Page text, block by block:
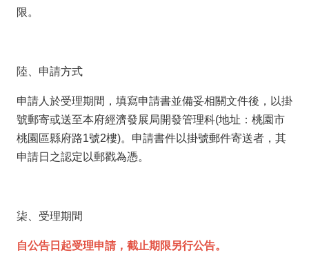
限。
陸、申請方式
申請人於受理期間，填寫申請書並備妥相關文件後，以掛
號郵寄或送至本府經濟發展局開發管理科(地址：桃園市
桃園區縣府路1號2樓)。申請書件以掛號郵件寄送者，其
申請日之認定以郵戳為憑。
柒、受理期間
自公告日起受理申請，截止期限另行公告。